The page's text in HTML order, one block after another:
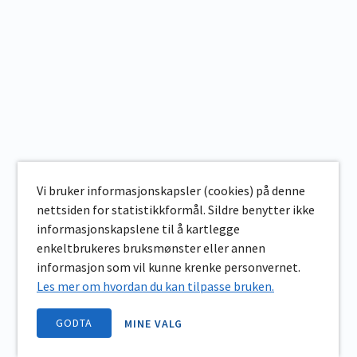
Vi bruker informasjonskapsler (cookies) på denne
nettsiden for statistikkformål. Sildre benytter ikke
informasjonskapslene til å kartlegge
enkeltbrukeres bruksmønster eller annen
informasjon som vil kunne krenke personvernet.
Les mer om hvordan du kan tilpasse bruken.
GODTA MINE VALG